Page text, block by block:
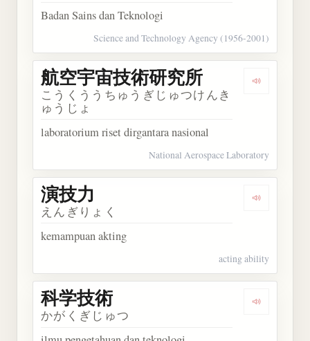
Badan Sains dan Teknologi
Science and Technology Agency (1956-2001)
Dengarkan
航空宇宙技術研究所
こうくううちゅうぎじゅつけんき
ゅうじょ
laboratorium riset dirgantara nasional
National Aerospace Laboratory
Dengarkan
演技力
えんぎりょく
kemampuan akting
acting ability
Dengarkan
科学技術
かがくぎじゅつ